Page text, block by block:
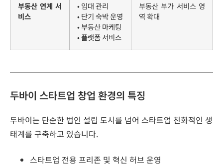
부동산 연계 서
비스
• 임대 관리
• 단기 숙박 운영
• 부동산 마케팅
• 플랫폼 서비스
부동산 부가 서비스 영
역 확대
두바이 스타트업 창업 환경의 특징
두바이는 단순한 법인 설립 도시를 넘어 스타트업 친화적인 생
태계를 구축하고 있습니다.
스타트업 전용 프리존 및 혁신 허브 운영